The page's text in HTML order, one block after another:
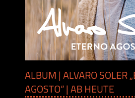
ALBUM | ALVARO SOLER
AGOSTO“ | AB HEUTE